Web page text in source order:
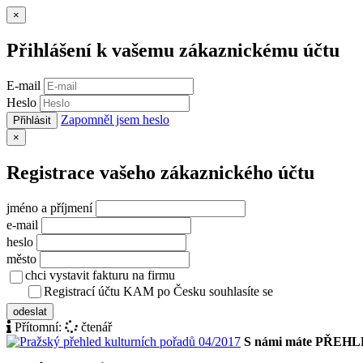
×
Přihlášení k vašemu zákaznickému účtu
E-mail
Heslo
Přihlásit Zapomněl jsem heslo
×
Registrace vašeho zákaznického účtu
jméno a příjmení
e-mail
heslo
město
chci vystavit fakturu na firmu
Registrací účtu KAM po Česku souhlasíte se
odeslat
Přítomní:
čtenář
S námi máte